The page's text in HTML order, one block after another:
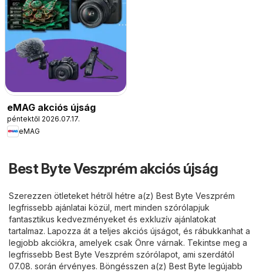
eMAG akciós újság
péntektől 2026.07.17.
eMAG
Best Byte Veszprém akciós újság
Szerezzen ötleteket hétről hétre a(z) Best Byte Veszprém
legfrissebb ajánlatai közül, mert minden szórólapjuk
fantasztikus kedvezményeket és exkluzív ajánlatokat
tartalmaz. Lapozza át a teljes akciós újságot, és rábukkanhat a
legjobb akciókra, amelyek csak Önre várnak. Tekintse meg a
legfrissebb Best Byte Veszprém szórólapot, ami szerdától
07.08. során érvényes. Böngésszen a(z) Best Byte legújabb